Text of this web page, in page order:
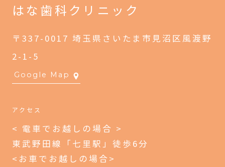
はな歯科クリニック
〒337-0017 埼玉県さいたま市見沼区風渡野
2-1-5
Google Map
アクセス
< 電車でお越しの場合 >
東武野田線「七里駅」徒歩6分
<お車でお越しの場合>